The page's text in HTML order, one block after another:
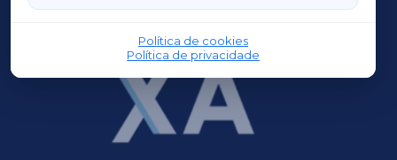
Política de cookies
Política de privacidade
OURENSEXA